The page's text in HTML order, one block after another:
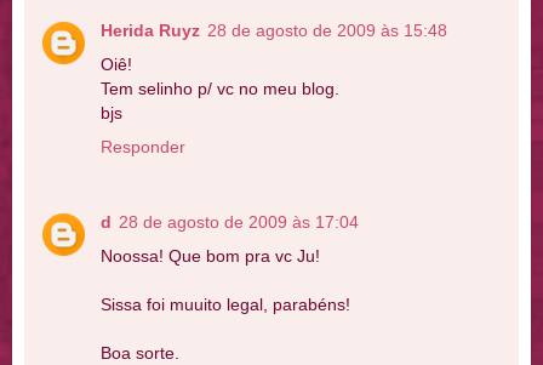
Herida Ruyz 28 de agosto de 2009 às 15:48
Oiê!
Tem selinho p/ vc no meu blog.
bjs
Responder
d 28 de agosto de 2009 às 17:04
Noossa! Que bom pra vc Ju!
Sissa foi muuito legal, parabéns!
Boa sorte.